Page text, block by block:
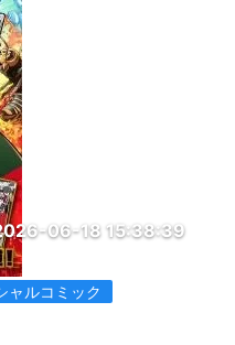
06-18 15:38:39
ャルコミック